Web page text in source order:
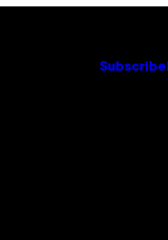
Subscribe